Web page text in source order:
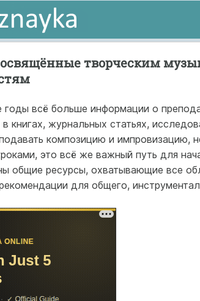
творческим
годы всё больше информации о
в книгах, журнальных статьях,
композицию и импровизацию,
это всё же важный путь для
общие ресурсы, охватывающие все
для общего,